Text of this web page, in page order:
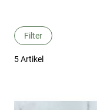
Filter
5Artikel